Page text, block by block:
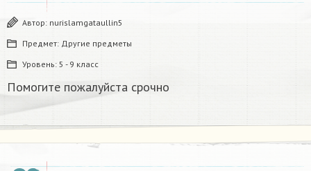
Автор: nurislamgataullin5
Предмет: Другие предметы
Уровень: 5 - 9 класс
Помогите пожалуйста срочно ​